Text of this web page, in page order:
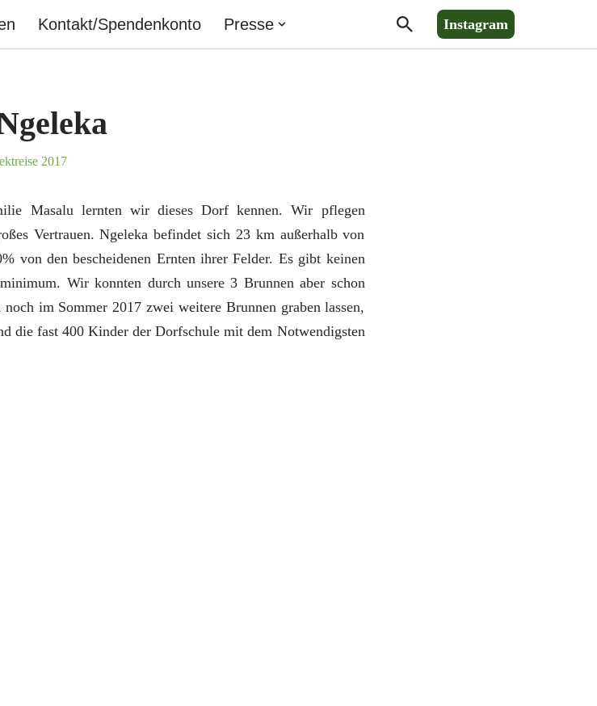
Kontakt/Spendenkonto Presse Instagram
2017
Masalu lernten wir dieses Dorf kennen. Wir pflegen
Vertrauen. Ngeleka befindet sich 23 km außerhalb von
von den bescheidenen Ernten ihrer Felder. Es gibt keinen
Wir konnten durch unsere 3 Brunnen aber schon
im Sommer 2017 zwei weitere Brunnen graben lassen,
die fast 400 Kinder der Dorfschule mit dem Notwendigsten